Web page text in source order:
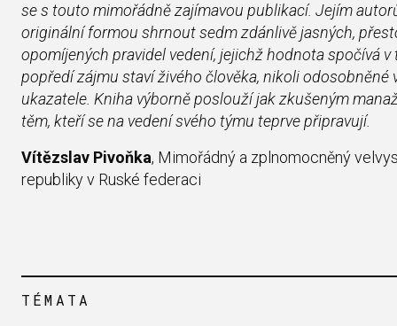
se s touto mimořádně zajímavou publikací. Jejím
originální formou shrnout sedm zdánlivě jasných,
opomíjených pravidel vedení, jejichž hodnota spočívá v
popředí zájmu staví živého člověka, nikoli odosobněné
ukazatele. Kniha výborně poslouží jak zkušeným
těm, kteří se na vedení svého týmu teprve připravují.
Vítězslav Pivoňka, Mimořádný a zplnomocněný
republiky v Ruské federaci
TÉMATA